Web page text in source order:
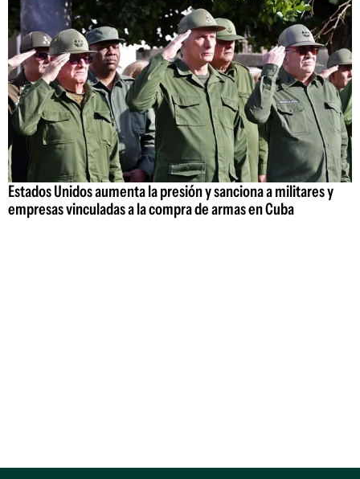
Estados Unidos aumenta la presión y sanciona a militares y
empresas vinculadas a la compra de armas en Cuba